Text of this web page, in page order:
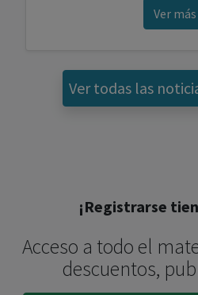
Ver más
Ver todas las
¡Registrarse
Acceso a todo el
descuentos,